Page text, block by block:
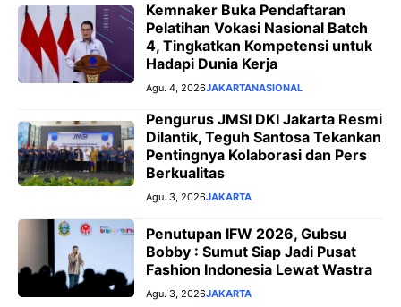
Kemnaker Buka Pendaftaran
Pelatihan Vokasi Nasional Batch
4, Tingkatkan Kompetensi untuk
Hadapi Dunia Kerja
Agu. 4, 2026JAKARTANASIONAL
Pengurus JMSI DKI Jakarta Resmi
Dilantik, Teguh Santosa Tekankan
Pentingnya Kolaborasi dan Pers
Berkualitas
Agu. 3, 2026JAKARTA
Penutupan IFW 2026, Gubsu
Bobby : Sumut Siap Jadi Pusat
Fashion Indonesia Lewat Wastra
Agu. 3, 2026JAKARTA